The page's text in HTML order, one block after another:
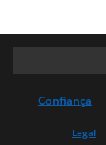
Confiança
Legal